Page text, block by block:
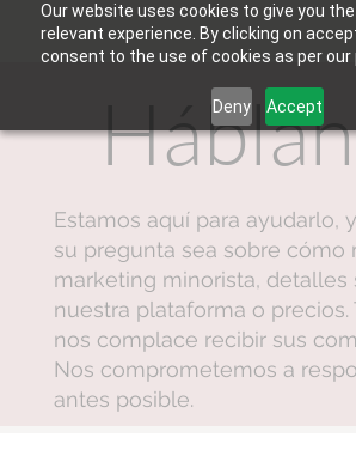
Our website uses cookies to give you
relevant experience. By clicking on
consent to the use of cookies as per our
Deny Accept
Estamos aquí para ayudarlo,
su pregunta sea sobre cómo
marketing minorista, detalles
nuestra plataforma o precios.
nos complace recibir sus
Nos comprometemos a
antes posible.